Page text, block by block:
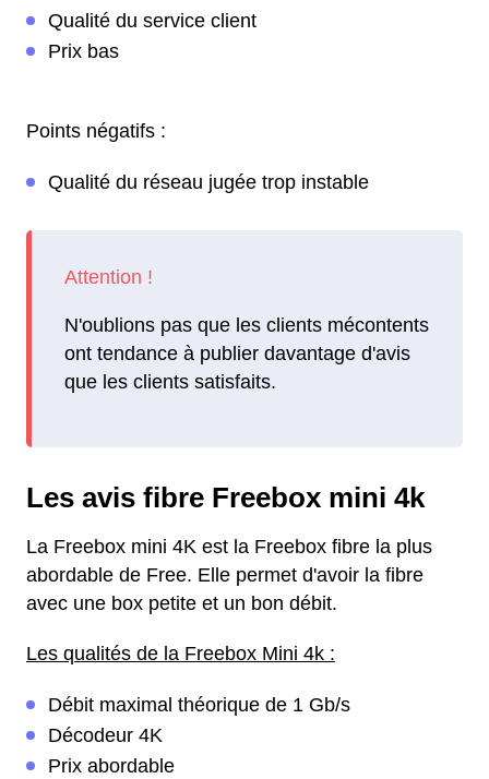
Qualité du service client
Prix bas
Points négatifs :
Qualité du réseau jugée trop instable
N'oublions pas que les clients mécontents
ont tendance à publier davantage d'avis
que les clients satisfaits.
Les avis fibre Freebox mini 4k
La Freebox mini 4K est la Freebox fibre la plus
abordable de Free. Elle permet d'avoir la fibre
avec une box petite et un bon débit.
Les qualités de la Freebox Mini 4k :
Débit maximal théorique de 1 Gb/s
Décodeur 4K
Prix abordable